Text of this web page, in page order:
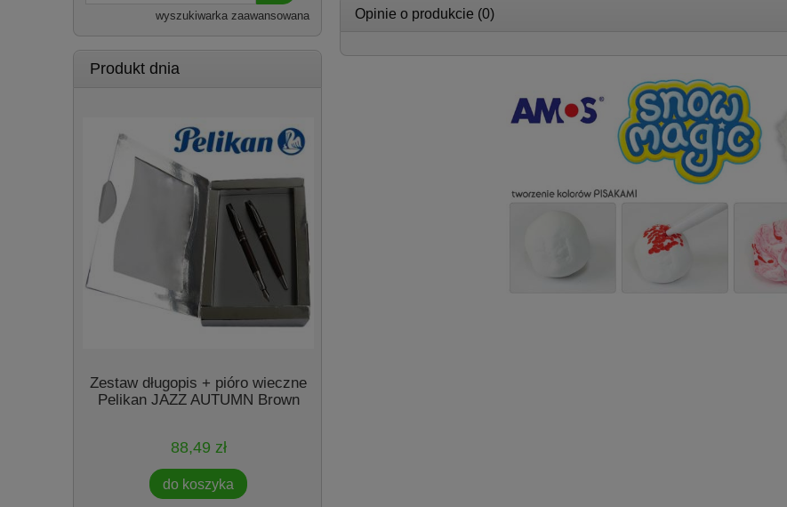
wyszukiwarka zaawansowana
Produkt dnia
Zestaw długopis + pióro wieczne
Pelikan JAZZ AUTUMN Brown
88,49 zł
do koszyka
Opinie o produkcie (0)